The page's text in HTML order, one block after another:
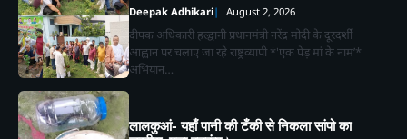
Deepak Adhikari August 2, 2026
दीपक अधिकारी हल्द्वानी प्रधानमंत्री नरेंद्र मोदी के दूरदर्शी
आह्वान पर चलाए जा रहे राष्ट्रव्यापी *'एक पेड़ मां के नाम’*
अभियान…
लालकुआं- यहाँ पानी की टँकी से निकला सांपो का